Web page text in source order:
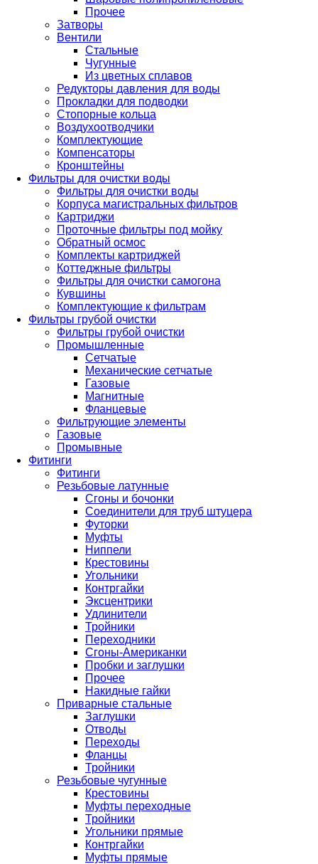
Прочее
Затворы
Вентили
Стальные
Чугунные
Из цветных сплавов
Редукторы давления для воды
Прокладки для подводки
Стопорные кольца
Воздухоотводчики
Комплектующие
Компенсаторы
Кронштейны
Фильтры для очистки воды
Фильтры для очистки воды
Корпуса магистральных фильтров
Картриджи
Проточные фильтры под мойку
Обратный осмос
Комплекты картриджей
Коттеджные фильтры
Фильтры для очистки самогона
Кувшины
Комплектующие к фильтрам
Фильтры грубой очистки
Фильтры грубой очистки
Промышленные
Сетчатые
Механические сетчатые
Газовые
Магнитные
Фланцевые
Фильтрующие элементы
Газовые
Промывные
Фитинги
Фитинги
Резьбовые латунные
Сгоны и бочонки
Соединители для труб штуцера
Футорки
Муфты
Ниппели
Крестовины
Угольники
Контргайки
Эксцентрики
Удлинители
Тройники
Переходники
Сгоны-Американки
Пробки и заглушки
Прочее
Накидные гайки
Приварные стальные
Заглушки
Отводы
Переходы
Фланцы
Тройники
Резьбовые чугунные
Крестовины
Муфты переходные
Тройники
Угольники прямые
Контргайки
Муфты прямые